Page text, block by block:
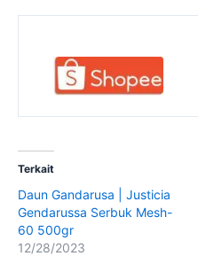
Terkait
Daun Gandarusa | Justicia
Gendarussa Serbuk Mesh-
60 500gr
12/28/2023